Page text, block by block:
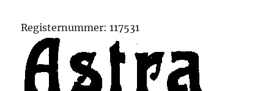
Registernummer: 117531